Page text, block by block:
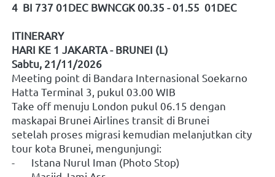
4  BI 737 01DEC BWNCGK 00.35 - 01.55  01DEC
ITINERARY
HARI KE 1 JAKARTA - BRUNEI (L)
Sabtu, 21/11/2026
Meeting point di Bandara Internasional Soekarno
Hatta Terminal 3, pukul 03.00 WIB
Take off menuju London pukul 06.15 dengan
maskapai Brunei Airlines transit di Brunei
setelah proses migrasi kemudian melanjutkan city
tour kota Brunei, mengunjungi:
-	Istana Nurul Iman (Photo Stop)